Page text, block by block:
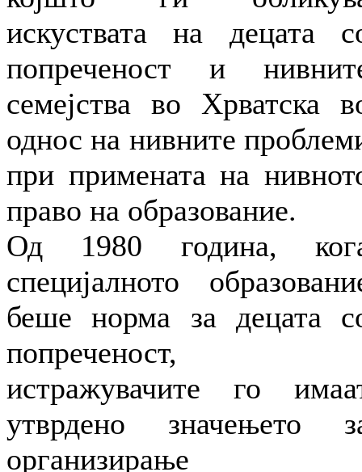
искуствата на децата
попреченост и
семејства во Хрватска
однос на нивните
при примената на
право на образование.
Од 1980 година,
специјалното
беше норма за децата
попреченост,
истражувачите го
утврдено значењето
организирање